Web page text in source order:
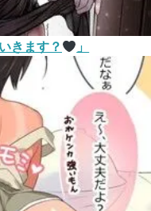
きます？ 」